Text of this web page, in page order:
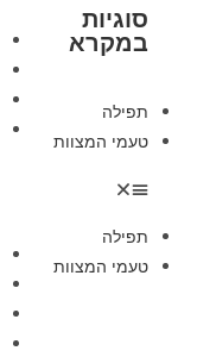
סוגיות
במקרא
תפילה
טעמי המצוות
תפילה
טעמי המצוות